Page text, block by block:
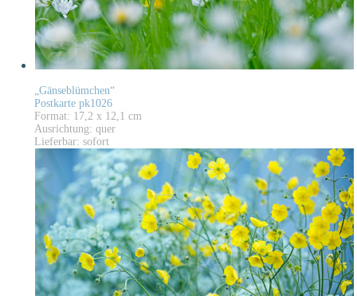
„Gänseblümchen“
Postkarte pk1026
Format: 17,2 x 12,1 cm
Ausrichtung: quer
Lieferbar: sofort